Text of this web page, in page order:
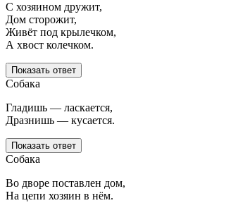
С хозяином дружит,
Дом сторожит,
Живёт под крылечком,
А хвост колечком.
Показать ответ
Собака
Гладишь — ласкается,
Дразнишь — кусается.
Показать ответ
Собака
Во дворе поставлен дом,
На цепи хозяин в нём.